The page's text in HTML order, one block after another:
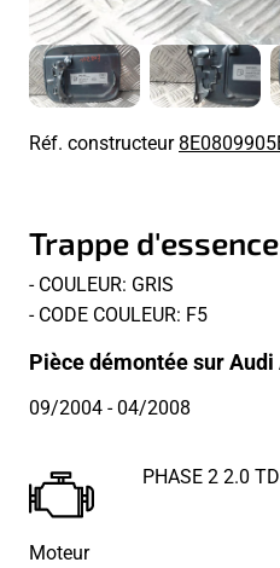
Réf. constructeur
Trappe
- COULEUR: GRIS
- CODE COULEUR: F5
Pièce démontée sur Audi
09/2004- 04/2008
Moteur
PHASE 2 2.0